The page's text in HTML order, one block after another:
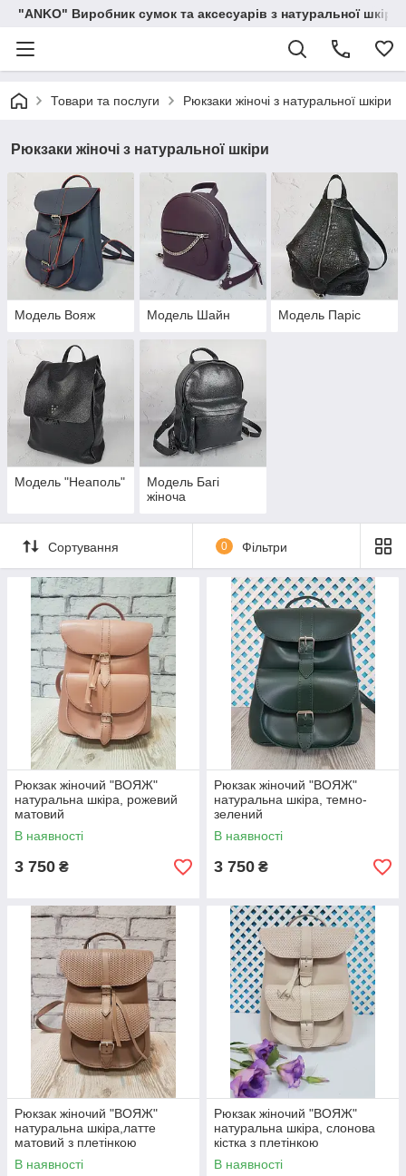
"ANKO" Виробник сумок та аксесуарів з натуральної шкіри.
Товари та послуги Рюкзаки жіночі з натуральної шкіри
Рюкзаки жіночі з натуральної шкіри
Модель Вояж Модель Шайн Модель Паріс
Модель "Неаполь"
Модель Багі
жіноча
Сортування 0 Фільтри
Рюкзак жіночий "ВОЯЖ"
натуральна шкіра, рожевий
матовий
В наявності
3 750 ₴
Рюкзак жіночий "ВОЯЖ"
натуральна шкіра, темно-
зелений
В наявності
3 750 ₴
Рюкзак жіночий "ВОЯЖ"
натуральна шкіра,латте
матовий з плетінкою
В наявності
Рюкзак жіночий "ВОЯЖ"
натуральна шкіра, слонова
кістка з плетінкою
В наявності